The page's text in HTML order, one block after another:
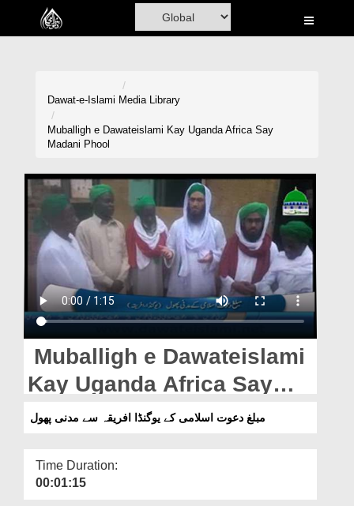
Home
Volunteer Portal
Rohani Ilaj
Donation
Magazine
Departments
Our Websites
More
Dawat-e-Islami Media Library
Muballigh e Dawateislami Kay Uganda Africa Say
Madani Phool
Muballigh e Dawateislami
Kay Uganda Africa Say
Madani Phool
مبلغ دعوت اسلامی کے یوگنڈا افریقہ سے مدنی پھول
Time Duration:
00:01:15